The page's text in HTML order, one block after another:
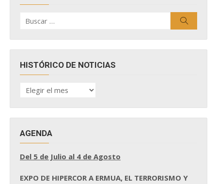
por:
HISTÓRICO DE NOTICIAS
HISTÓRICO
DE
AGENDA
Del 5 de Julio al 4 de Agosto
EXPO DE HIPERCOR A ERMUA, EL TERRORISMO Y